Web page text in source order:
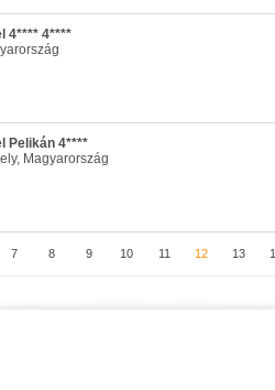
4**** 4****
Pelikán 4****
Magyarország
7 8 9 10 11 12 13